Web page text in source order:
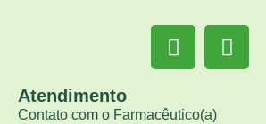
Atendimento
Contato com o Farmacêutico(a)